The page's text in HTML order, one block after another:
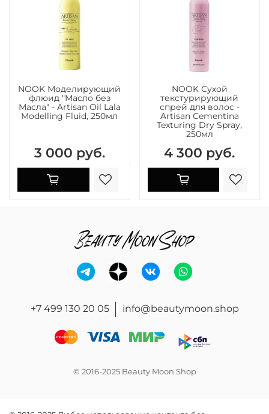
NOOK Моделирующий
флюид "Масло без
Масла" - Artisan Oil Lala
Modelling Fluid, 250мл
3 000 руб.
NOOK Сухой
текстурирующий
спрей для волос -
Artisan Cementina
Texturing Dry Spray,
250мл
4 300 руб.
+7 499 130 20 05 info@beautymoon.shop
© 2016-2025 Beauty Moon Shop